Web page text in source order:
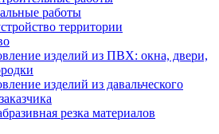
работы
территории
изделий из ПВХ: окна, двери,
изделий из давальческого
резка материалов